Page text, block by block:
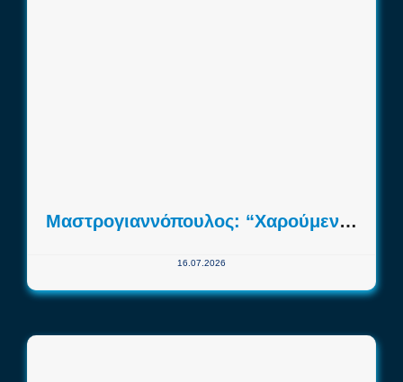
Μαστρογιαννόπουλος: “Χαρούμενος που επιστρέφω, να ανταποδώσω την αγάπη του κόσμου”
16.07.2026